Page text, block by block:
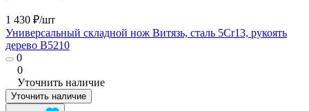
1 430 ₽/шт
Универсальный складной нож Витязь, сталь 5Cr13, рукоять
дерево B5210
0
0
Уточнить наличие
Уточнить наличие